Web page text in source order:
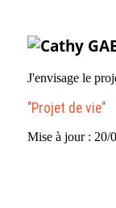
J'envisage le
"Projet de vie"
Mise à jour : 20/